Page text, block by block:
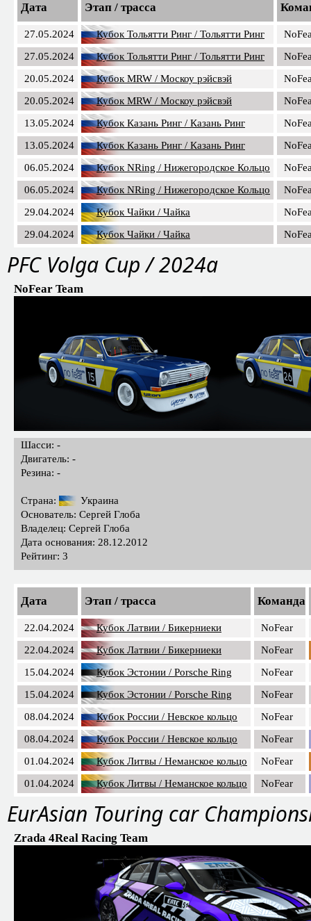
Дата Этап / трасса
27.05.2024 Кубок Тольятти Ринг / Тольятти Ринг
27.05.2024
Кубок Тольятти Ринг / Тольятти Ринг
20.05.2024
Кубок MRW / Москоу рэйсвэй
20.05.2024
Кубок MRW / Москоу рэйсвэй
13.05.2024
Кубок Казань Ринг / Казань Ринг
13.05.2024
Кубок Казань Ринг / Казань Ринг
06.05.2024
Кубок NRing / Нижегородское Кольцо
06.05.2024
Кубок NRing / Нижегородское Кольцо
29.04.2024
Кубок Чайки / Чайка
29.04.2024
Кубок Чайки / Чайка
PFС Volga Cup / 2024a
NoFear Team
Шасси: -
Двигатель: -
Резина: -
Страна:
Украина
Основатель: Сергей Глоба
Владелец: Сергей Глоба
Дата основания: 28.12.2012
Рейтинг: 3
Дата Этап / трасса Команда
22.04.2024 Кубок Латвии / Бикерниеки
NoFear
22.04.2024
Кубок Латвии / Бикерниеки
NoFear
15.04.2024
Кубок Эстонии / Porsche Ring
NoFear
15.04.2024
Кубок Эстонии / Porsche Ring
NoFear
08.04.2024
Кубок России / Невское кольцо
NoFear
08.04.2024
Кубок России / Невское кольцо
NoFear
01.04.2024
Кубок Литвы / Неманское кольцо
NoFear
01.04.2024
Кубок Литвы / Неманское кольцо NoFear
EurAsian Touring car
Zrada 4Real Racing Team